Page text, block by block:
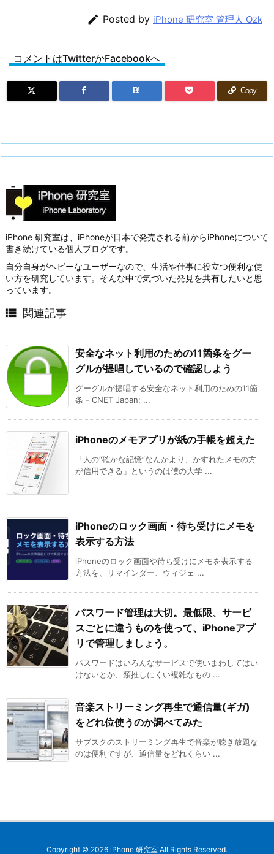
 Posted by iPhone 研究室 管理人 Ozk
コメントはTwitterかFacebookへ
B! Copy
iPhone 研究室は、iPhoneが日本で発売される前からiPhoneについて
書き続けている個人ブログです。
自分自身がヘビーなユーザーなので、生活や仕事に役立つ便利な使
い方を研究しています。そんな中で気づいた発見を共有したいと思
っています。
 関連記事
安全なネット利用のための11箇条をグー
グルが提唱しているので確認しよう
グーグルが提唱する安全なネット利用のための11箇
条 - CNET Japan: ...
iPhoneのメモアプリが紙の手帳を超えた
「人の“確かな記憶”なんかより、かすれたメモの方
が信用できる」というのは僕の大学 ...
iPhoneのロック画面・待ち受けにメモを
表示する方法
iPhoneのロック画面や待ち受けにメモを表示する
方法を、リマインダー、ウィジェ ...
パスワード管理は大切。最低限、サービ
スごとに違うものを使って、iPhoneアプ
リで管理しましょう。
パスワードはいろんなサービスで使いまわしてはい
けないとか、類推しにくい複雑なもの ...
音楽ストリーミング再生で通信量(ギガ)
をどれ位使うのか調べてみた
サブスクのストリーミング再生で音楽が聴き放題な
のは便利ですが、通信量をどれくらい ...
Copyright © 2026 iPhone 研究室 All Rights Reserved.